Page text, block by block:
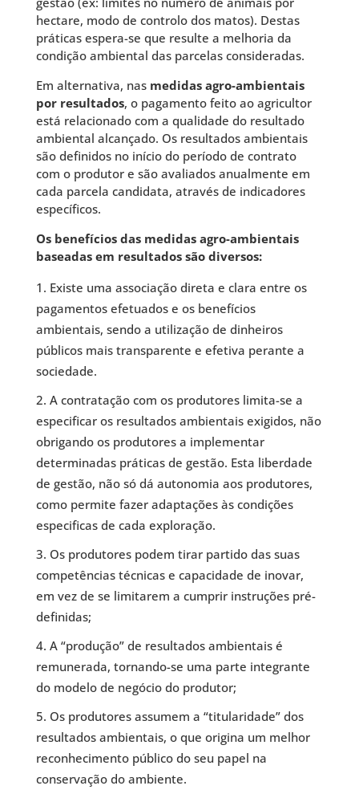
hectare, modo de controlo dos matos). Destas
práticas espera-se que resulte a melhoria da
condição ambiental das parcelas consideradas.
Em alternativa, nas medidas agro-ambientais
por resultados, o pagamento feito ao agricultor
está relacionado com a qualidade do resultado
ambiental alcançado. Os resultados ambientais
são definidos no início do período de contrato
com o produtor e são avaliados anualmente em
cada parcela candidata, através de indicadores
específicos.
Os benefícios das medidas agro-ambientais
baseadas em resultados são diversos:
Existe uma associação direta e clara entre os
pagamentos efetuados e os benefícios
ambientais, sendo a utilização de dinheiros
públicos mais transparente e efetiva perante a
sociedade.
A contratação com os produtores limita-se a
especificar os resultados ambientais exigidos, não
obrigando os produtores a implementar
determinadas práticas de gestão. Esta liberdade
de gestão, não só dá autonomia aos produtores,
como permite fazer adaptações às condições
especificas de cada exploração.
Os produtores podem tirar partido das suas
competências técnicas e capacidade de inovar,
em vez de se limitarem a cumprir instruções pré-
definidas;
A “produção” de resultados ambientais é
remunerada, tornando-se uma parte integrante
do modelo de negócio do produtor;
Os produtores assumem a “titularidade” dos
resultados ambientais, o que origina um melhor
reconhecimento público do seu papel na
conservação do ambiente.